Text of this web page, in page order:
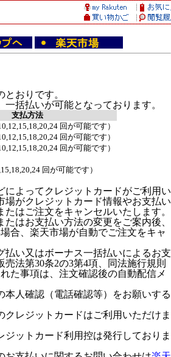
おりです。
括払いが可能となっております。
支払方法
回が可能です）
回が可能です）
回が可能です）
回が可能です）
によってクレジットカードがご利用い
場がクレジットカード情報やお支払い
はご注文をキャンセルいたします。
たはお支払い方法の変更をご案内後、
合、楽天市場が自動でご注文をキャ
払い又はボーナス一括払いによるお支
法第30条2の3第4項、同法施行規則
た事項は、注文確認後の自動配信メ
人確認（電話確認等）をお願いする
レジットカードはご利用いただけま
ットカード利用控は発行しておりま